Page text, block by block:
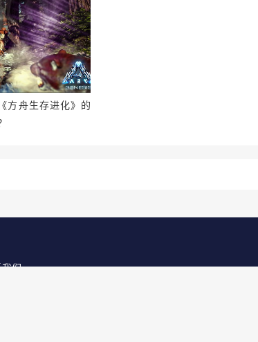
方舟生存进化》的
们